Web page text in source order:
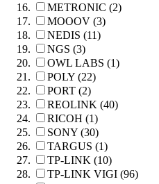
METRONIC (2)
MOOOV (3)
NEDIS (11)
NGS (3)
OWL LABS (1)
POLY (22)
PORT (2)
REOLINK (40)
RICOH (1)
SONY (30)
TARGUS (1)
TP-LINK (10)
TP-LINK VIGI (96)